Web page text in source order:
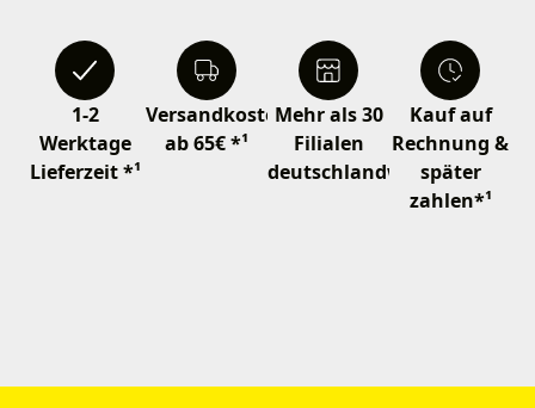
1-2
Werktage
Lieferzeit *¹
Versandkostenfrei
ab 65€ *¹
Mehr als 30
Filialen
deutschlandweit
Kauf auf
Rechnung &
später
zahlen*¹